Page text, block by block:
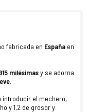
fabricada en España en
milésimasy se adorna
.
introducir el mechero,
y 1,2 de grosor y